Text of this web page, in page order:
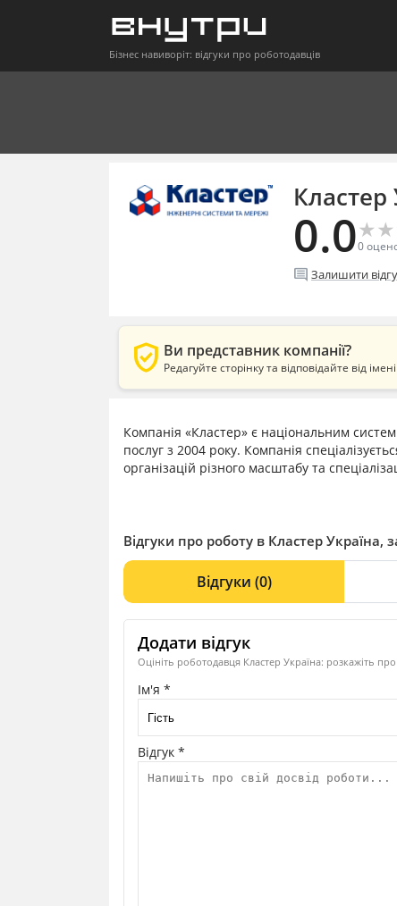
Бізнес навиворіт: відгуки про роботодавців
Кластер
0.0★
★★
★
0
comment Залишити
verified_user Ви представник компанії?
Редагуйте сторінку та відповідайте від
Компанія «Кластер» є національним
послуг з 2004 року. Компанія
організацій різного масштабу та
Відгуки про роботу в Кластер Україна,
Відгуки (0)
Додати відгук
Оцініть роботодавця Кластер Україна: розкажіть
Ім'я *
Відгук *